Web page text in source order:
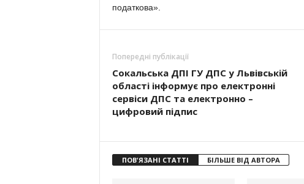
податкова».
Попередні публікації
Сокальська ДПІ ГУ ДПС у Львівській
області інформує про електронні
сервіси ДПС та електронно –
цифровий підпис
ПОВ'ЯЗАНІ СТАТТІ БІЛЬШЕ ВІД АВТОРА